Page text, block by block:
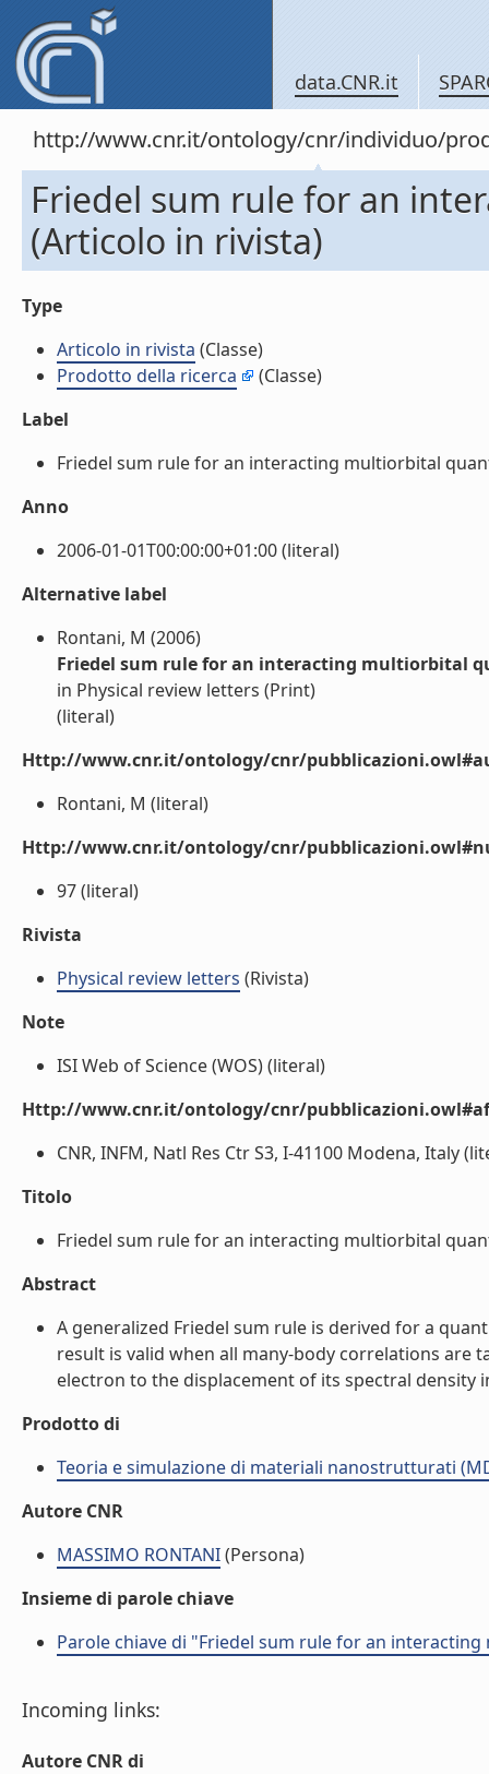
data.CNR.it
http://www.cnr.it/ontology/cnr/individuo/
Friedel sum rule for an
(Articolo in rivista)
Type
Articolo in rivista (Classe)
Prodotto della ricerca
(Classe)
Label
Friedel sum rule for an interacting multiorbital
Anno
2006-01-01T00:00:00+01:00 (literal)
Alternative label
Rontani, M (2006)
Friedel sum rule for an interacting multiorbital
in Physical review letters (Print)
(literal)
Http://www.cnr.it/ontology/cnr/
Rontani, M (literal)
Http://www.cnr.it/ontology/cnr/
97 (literal)
Rivista
Physical review letters (Rivista)
Note
ISI Web of Science (WOS) (literal)
Http://www.cnr.it/ontology/cnr/
CNR, INFM, Natl Res Ctr S3, I-41100 Modena, Italy
Titolo
Friedel sum rule for an interacting multiorbital
Abstract
A generalized Friedel sum rule is derived for a
result is valid when all many-body correlations are
electron to the displacement of its spectral density
Prodotto di
Teoria e simulazione di materiali nanostrutturati
Autore CNR
MASSIMO RONTANI(Persona)
Insieme di parole chiave
Parole chiave di "Friedel sum rule for an
Incoming links:
Autore CNR di